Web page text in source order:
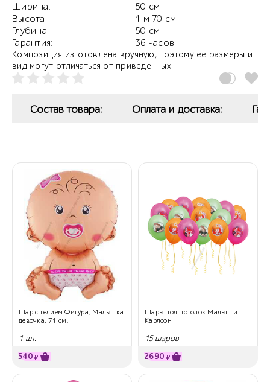
Ширина:
Высота:
Глубина:
Гарантия:
50 см
1 м 70 см
50 см
36 часов
Композиция изготовлена вручную, поэтому ее размеры и
вид могут отличаться от приведенных.
Состав товара: Оплата и доставка:
Шар с гелием Фигура, Малышка
девочка, 71 см.
1 шт.
540 ₽
Шары под потолок Малыш и
Карлсон
15 шаров
2690 ₽